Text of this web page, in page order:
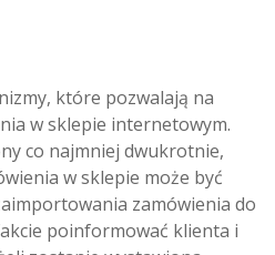
które pozwalają na
w sklepie internetowym.
co najmniej dwukrotnie,
w sklepie może być
zamówienia do
poinformować klienta i